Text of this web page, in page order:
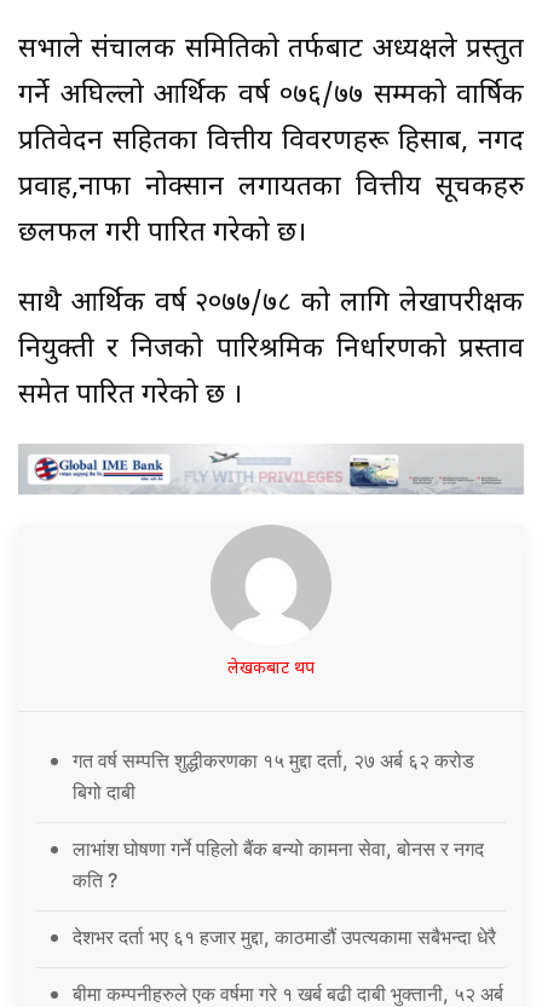
सभाले संचालक समितिको तर्फबाट अध्यक्षले प्रस्तुत
गर्ने अघिल्लो आर्थिक वर्ष ०७६/७७ सम्मको वार्षिक
प्रतिवेदन सहितका वित्तीय विवरणहरू हिसाब, नगद
प्रवाह,नाफा नोक्सान लगायतका वित्तीय सूचकहरु
छलफल गरी पारित गरेको छ।
साथै आर्थिक वर्ष २०७७/७८ को लागि लेखापरीक्षक
नियुक्ती र निजको पारिश्रमिक निर्धारणको प्रस्ताव
समेत पारित गरेको छ ।
लेखकबाट थप
गत वर्ष सम्पत्ति शुद्धीकरणका १५ मुद्दा दर्ता, २७ अर्ब ६२ करोड
बिगो दाबी
लाभांश घोषणा गर्ने पहिलो बैंक बन्यो कामना सेवा, बोनस र नगद
कति ?
देशभर दर्ता भए ६१ हजार मुद्दा, काठमाडौं उपत्यकामा सबैभन्दा धेरै
बीमा कम्पनीहरुले एक वर्षमा गरे १ खर्ब बढी दाबी भुक्तानी, ५२ अर्ब